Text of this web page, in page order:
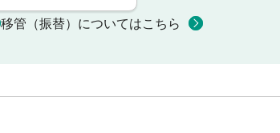
移管（振替）についてはこちら